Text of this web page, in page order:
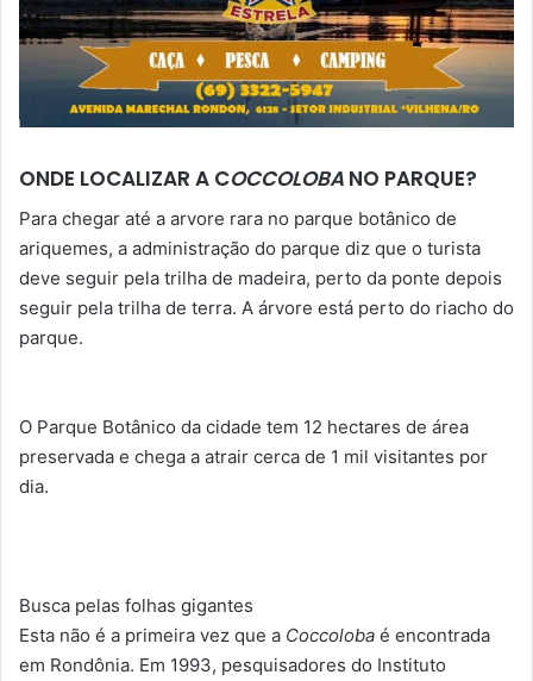
ONDE LOCALIZAR A COCCOLOBA NO PARQUE?
Para chegar até a arvore rara no parque botânico de
ariquemes, a administração do parque diz que o turista
deve seguir pela trilha de madeira, perto da ponte depois
seguir pela trilha de terra. A árvore está perto do riacho do
parque.
O Parque Botânico da cidade tem 12 hectares de área
preservada e chega a atrair cerca de 1 mil visitantes por
dia.
Busca pelas folhas gigantes
Esta não é a primeira vez que a Coccoloba é encontrada
em Rondônia. Em 1993, pesquisadores do Instituto